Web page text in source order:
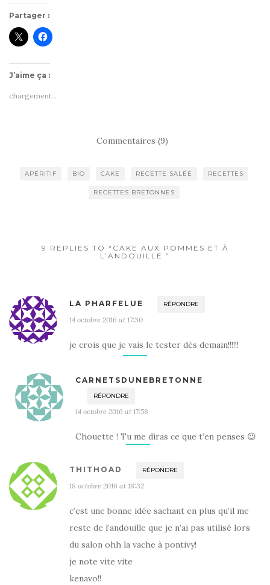
Partager :
J’aime ça :
chargement…
Commentaires (9)
APÉRITIF BIO CAKE RECETTE SALÉE RECETTES
RECETTES BRETONNES
9 REPLIES TO “CAKE AUX POMMES ET À
L’ANDOUILLE ”
LA PHARFELUE RÉPONDRE
14 octobre 2016 at 17:30
je crois que je vais le tester dès demain!!!!!!
CARNETSDUNEBRETONNE
RÉPONDRE
14 octobre 2016 at 17:58
Chouette ! Tu me diras ce que t’en penses 😉
THITHOAD RÉPONDRE
18 octobre 2016 at 18:32
c’est une bonne idée sachant en plus qu’il me
reste de l’andouille que je n’ai pas utilisé lors
du salon ohh la vache à pontivy!
je note vite vite
kenavo!!